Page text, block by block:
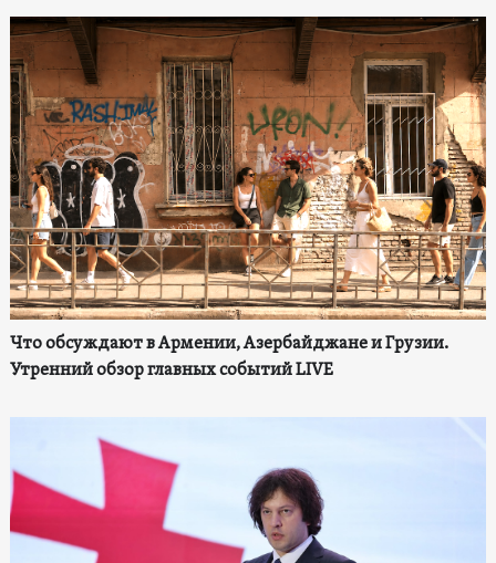
Что обсуждают в Армении, Азербайджане и Грузии.
Утренний обзор главных событий LIVE